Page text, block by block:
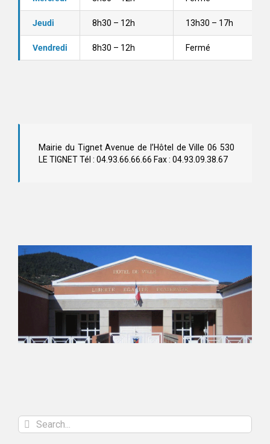
Jeudi 8h30 – 12h 13h30 – 17h
Vendredi 8h30 – 12h Fermé
Mairie du Tignet Avenue de l’Hôtel de Ville 06 530
LE TIGNET Tél : 04.93.66.66.66 Fax : 04.93.09.38.67
Search
for: